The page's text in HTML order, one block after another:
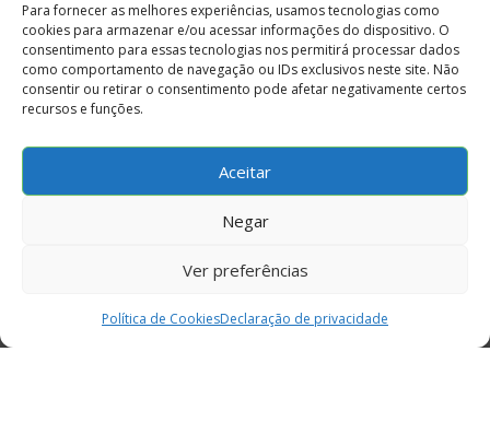
Para fornecer as melhores experiências, usamos tecnologias como
cookies para armazenar e/ou acessar informações do dispositivo. O
consentimento para essas tecnologias nos permitirá processar dados
como comportamento de navegação ou IDs exclusivos neste site. Não
consentir ou retirar o consentimento pode afetar negativamente certos
recursos e funções.
Aceitar
Negar
Ver preferências
Política de CookiesDeclaração de privacidade
fale conosco
Seguir
Seguir
© 2024 – INE